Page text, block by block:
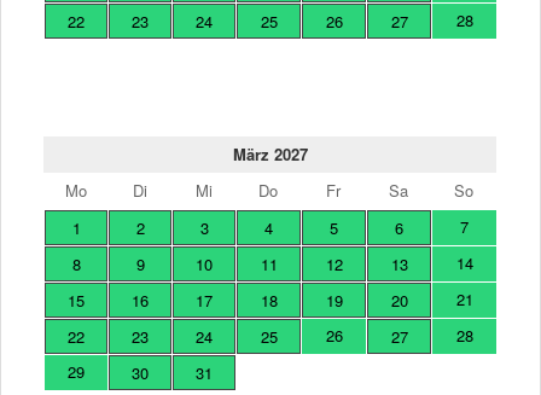
22
23 24 25 26 27 28
März 2027
Mo
Di Mi Do Fr Sa
So
1
2 3 4 5 6
7
8
9 10 11 12 13
14
15
16 17 18 19 20
21
22
23 24 25 26 27
28
29
30 31